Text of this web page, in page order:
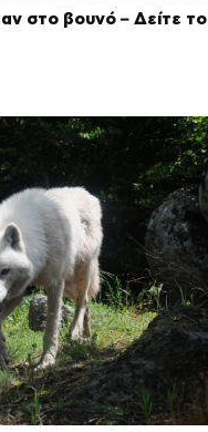
στο βουνό – Δείτε το